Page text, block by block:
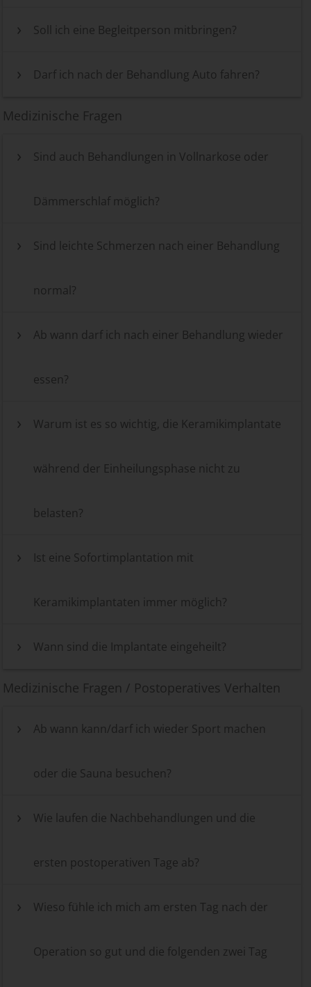
Soll ich eine Begleitperson mitbringen?
Darf ich nach der Behandlung Auto fahren?
Medizinische Fragen
Sind auch Behandlungen in Vollnarkose oder
Dämmerschlaf möglich?
Sind leichte Schmerzen nach einer Behandlung
normal?
Ab wann darf ich nach einer Behandlung wieder
essen?
Warum ist es so wichtig, die Keramikimplantate
während der Einheilungsphase nicht zu
belasten?
Ist eine Sofortimplantation mit
Keramikimplantaten immer möglich?
Wann sind die Implantate eingeheilt?
Medizinische Fragen / Postoperatives Verhalten
Ab wann kann/darf ich wieder Sport machen
oder die Sauna besuchen?
Wie laufen die Nachbehandlungen und die
ersten postoperativen Tage ab?
Wieso fühle ich mich am ersten Tag nach der
Operation so gut und die folgenden zwei Tag